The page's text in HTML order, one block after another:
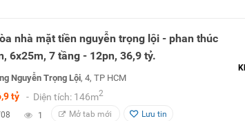
nhà mặt tiền nguyễn trọng lội - phan thúc
6x25m, 7 tầng - 12pn, 36,9 tỷ.
Nguyễn Trọng Lội, 4, TP HCM
tỷ - Diện tích: 146m2
1 Mở tab mới Lưu tin